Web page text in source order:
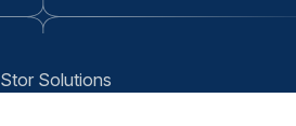
Stor Solutions